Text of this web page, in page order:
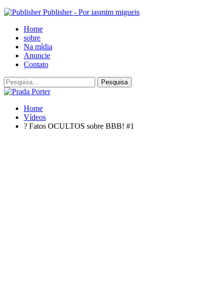
Publisher - Por iasmim migueis
Home
sobre
Na mídia
Anuncie
Contato
Home
Vídeos
? Fatos OCULTOS sobre BBB! #1